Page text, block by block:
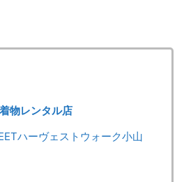
物レンタル店
ハーヴェストウォーク小山